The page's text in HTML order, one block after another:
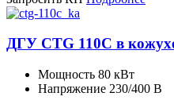
ДГУ CTG 110C в
Мощность 80 кВт
Напряжение 230/400 В